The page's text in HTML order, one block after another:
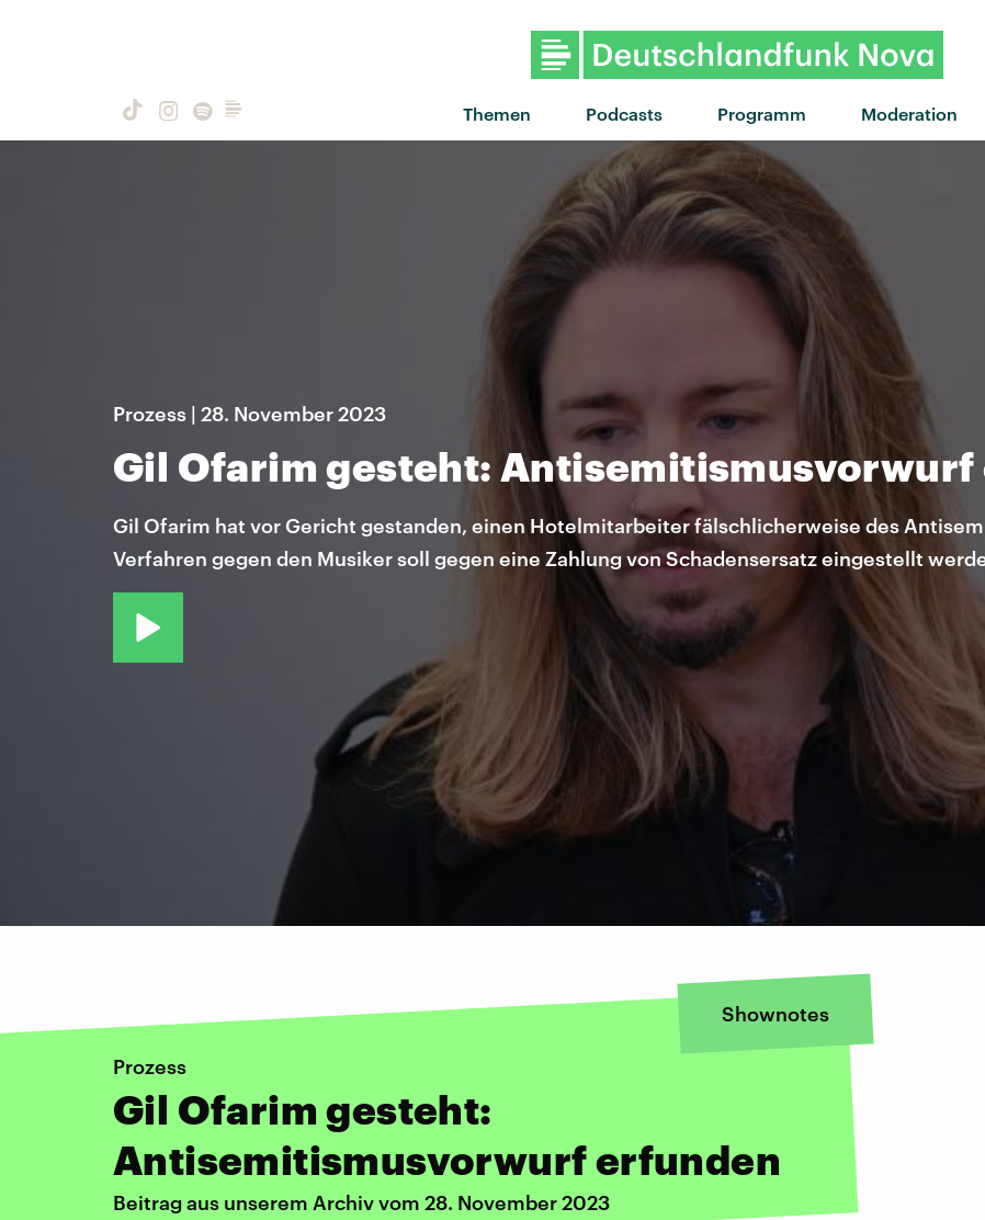
Themen Podcasts Programm Moderation
Prozess | 28. November 2023
Gil Ofarim gesteht: Antisemitismusvorwurf
Gil Ofarim hat vor Gericht gestanden, einen Hotelmitarbeiter fälschlicherweise des
Verfahren gegen den Musiker soll gegen eine Zahlung von Schadensersatz eingestellt
Shownotes
Prozess
Gil Ofarim gesteht:
Antisemitismusvorwurf erfunden
Beitrag aus unserem Archiv vom 28. November 2023